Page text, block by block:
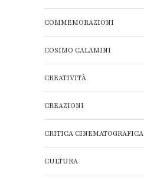
COMMEMORAZIONI
COSIMO CALAMINI
CREATIVITÀ
CREAZIONI
CRITICA CINEMATOGRAFICA
CULTURA